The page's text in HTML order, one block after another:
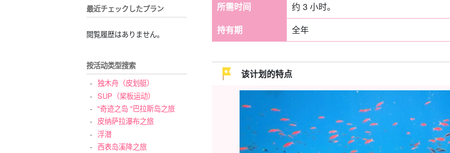
最近チェックしたプラン
閲覧履歴はありません。
按活动类型搜索
独木舟（皮划艇）
SUP（桨板运动）
"奇迹之岛 "巴拉斯岛之旅
皮纳萨拉瀑布之旅
浮潜
西表岛溪降之旅
所需时间
约 3 小时。
持有期
全年
该计划的特点